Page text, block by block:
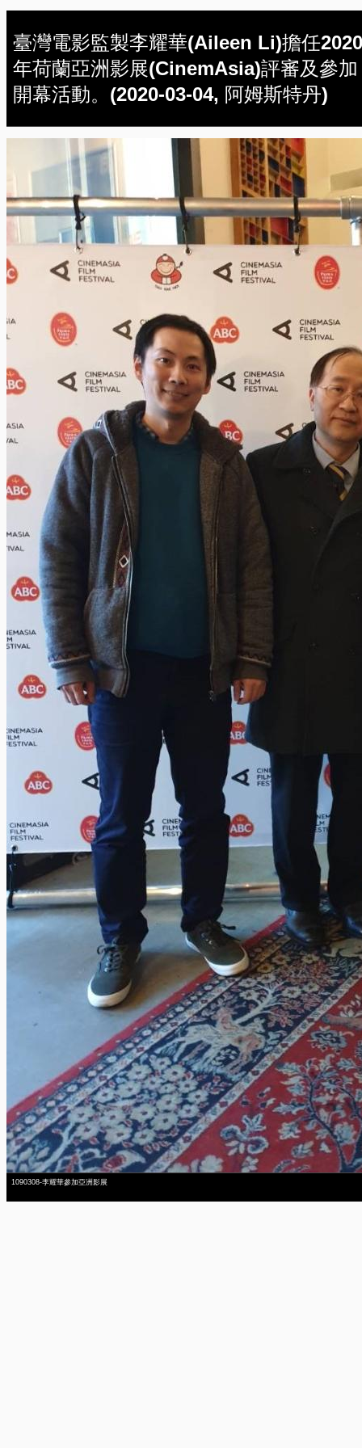
臺灣電影監製李耀華(Aileen Li)擔任2020
年荷蘭亞洲影展(CinemAsia)評審及參加
開幕活動。(2020-03-04, 阿姆斯特丹)
1090308-李耀華參加亞洲影展